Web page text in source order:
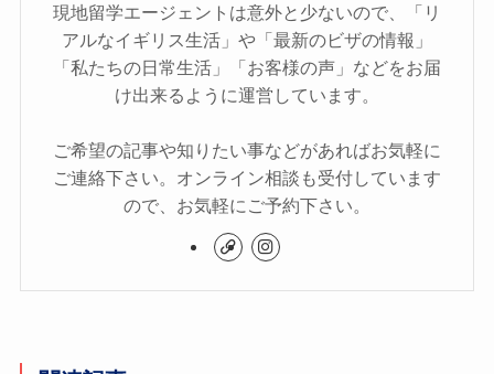
現地留学エージェントは意外と少ないので、「リ
アルなイギリス生活」や「最新のビザの情報」
「私たちの日常生活」「お客様の声」などをお届
け出来るように運営しています。
ご希望の記事や知りたい事などがあればお気軽に
ご連絡下さい。オンライン相談も受付しています
ので、お気軽にご予約下さい。